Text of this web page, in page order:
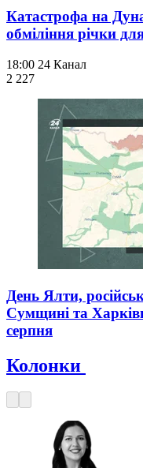
Катастрофа на
обміління річки
18:00 24 Канал
2 227
День Ялти,
Сумщині та
серпня
Колонки